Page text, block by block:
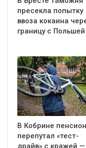
пресекла попытку
ввоза кокаина
границу с Польшей
В Кобрине
перепутал «тест-
драйв» с кражей —